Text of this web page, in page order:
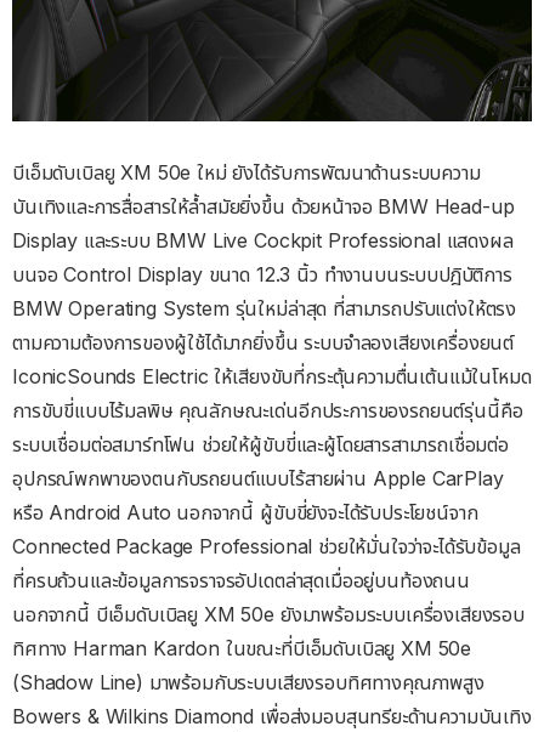
บีเอ็มดับเบิลยู XM 50e ใหม่ ยังได้รับการพัฒนาด้านระบบความ
บันเทิงและการสื่อสารให้ล้ำสมัยยิ่งขึ้น ด้วยหน้าจอ BMW Head-up
Display และระบบ BMW Live Cockpit Professional แสดงผล
บนจอ Control Display ขนาด 12.3 นิ้ว ทำงานบนระบบปฎิบัติการ
BMW Operating System รุ่นใหม่ล่าสุด ที่สามารถปรับแต่งให้ตรง
ตามความต้องการของผู้ใช้ได้มากยิ่งขึ้น ระบบจำลองเสียงเครื่องยนต์
IconicSounds Electric ให้เสียงขับที่กระตุ้นความตื่นเต้นแม้ในโหมด
การขับขี่แบบไร้มลพิษ คุณลักษณะเด่นอีกประการของรถยนต์รุ่นนี้คือ
ระบบเชื่อมต่อสมาร์ทโฟน ช่วยให้ผู้ขับขี่และผู้โดยสารสามารถเชื่อมต่อ
อุปกรณ์พกพาของตนกับรถยนต์แบบไร้สายผ่าน Apple CarPlay
หรือ Android Auto นอกจากนี้ ผู้ขับขี่ยังจะได้รับประโยชน์จาก
Connected Package Professional ช่วยให้มั่นใจว่าจะได้รับข้อมูล
ที่ครบถ้วนและข้อมูลการจราจรอัปเดตล่าสุดเมื่ออยู่บนท้องถนน
นอกจากนี้ บีเอ็มดับเบิลยู XM 50e ยังมาพร้อมระบบเครื่องเสียงรอบ
ทิศทาง Harman Kardon ในขณะที่บีเอ็มดับเบิลยู XM 50e
(Shadow Line) มาพร้อมกับระบบเสียงรอบทิศทางคุณภาพสูง
Bowers & Wilkins Diamond เพื่อส่งมอบสุนทรียะด้านความบันเทิง